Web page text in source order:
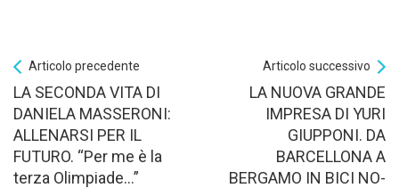
Articolo precedente
LA SECONDA VITA DI
DANIELA MASSERONI:
ALLENARSI PER IL
FUTURO. “Per me è la
terza Olimpiade…”
Articolo successivo
LA NUOVA GRANDE
IMPRESA DI YURI
GIUPPONI. DA
BARCELLONA A
BERGAMO IN BICI NO-